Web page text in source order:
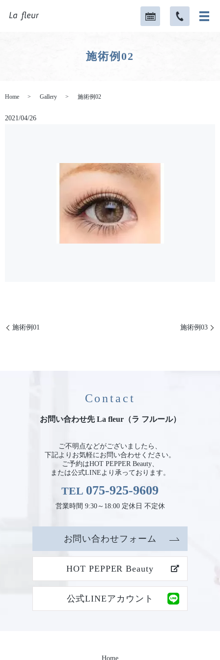
施術例02
Home Gallery 施術例02
2021/04/26
施術例01 施術例03
Contact
お問い合わせ先 La fleur（ラ フルール）
ご不明点などがございましたら、
下記よりお気軽にお問い合わせください。
ご予約はHOT PEPPER Beauty、
または公式LINEより承っております。
TEL 075-925-9609
営業時間 9:30～18:00 定休日 不定休
お問い合わせフォーム
HOT PEPPER Beauty
公式LINEアカウント
Home